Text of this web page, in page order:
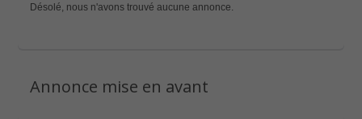
Désolé, nous n'avons trouvé aucune annonce.
Annonce mise en avant